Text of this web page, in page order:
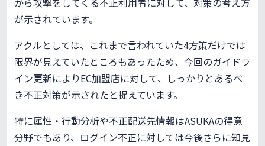
が示されています。
アクルとしては、これまで言われていた4方策だけでは
限界が見えていたところもあったため、今回のガイドラ
イン更新によりEC加盟店に対して、しっかりとあるべ
き不正対策が示されたと捉えています。
特に属性・行動分析や不正配送先情報はASUKAの得意
分野でもあり、ログイン不正に対しては今後さらに知見